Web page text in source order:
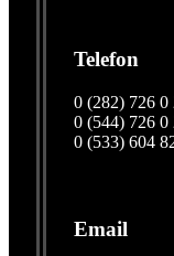
Telefon
0 (282) 726 0
0 (544) 726 0
0 (533) 604
Email